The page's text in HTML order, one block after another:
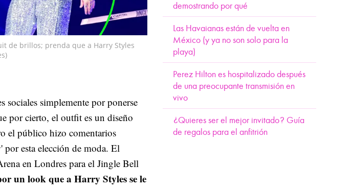
demostrando por qué
Las Havaianas están de vuelta en
México (y ya no son solo para la
playa)
Perez Hilton es hospitalizado después
de una preocupante transmisión en
vivo
¿Quieres ser el mejor invitado? Guía
de regalos para el anfitrión
de brillos; prenda que a Harry Styles
sociales simplemente por ponerse
por cierto, el outfit es un diseño
el público hizo comentarios
esta elección de moda. El
en Londres para el Jingle Bell
un look que a Harry Styles se le